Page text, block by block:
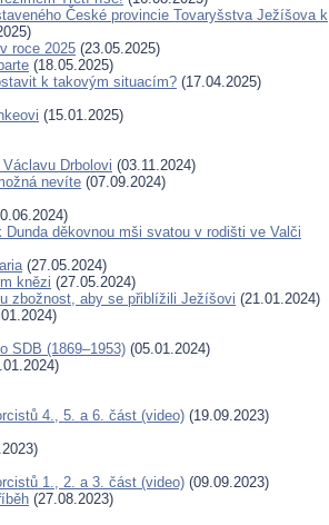
České provincie Tovaryšstva Ježíšova k
roce 2025 (23.05.2025)
(18.05.2025)
k takovým situacím? (17.04.2025)
(15.01.2025)
Drbolovi (03.11.2024)
nevíte (07.09.2024)
děkovnou mši svatou v rodišti ve Valči
(27.05.2024)
knězi (27.05.2024)
zbožnost, aby se přiblížili Ježíšovi (21.01.2024)
SDB (1869–1953) (05.01.2024)
4., 5. a 6. část (video) (19.09.2023)
1., 2. a 3. část (video) (09.09.2023)
(27.08.2023)